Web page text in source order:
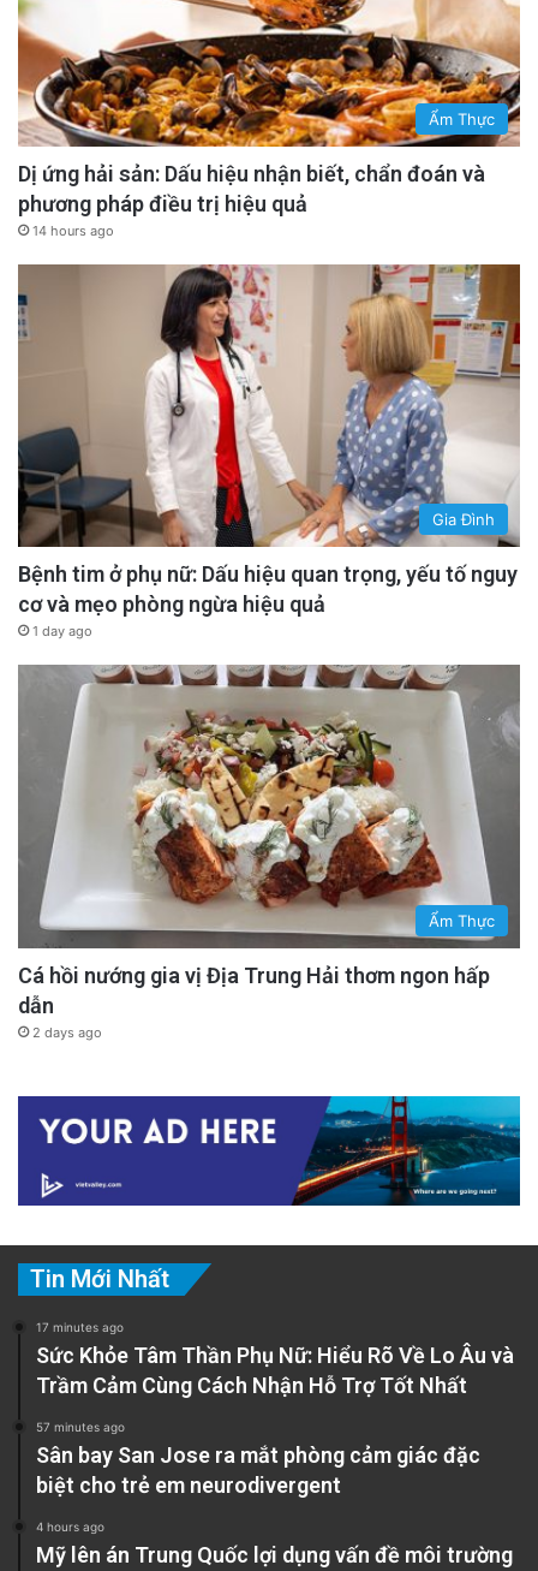
Ẩm Thực
Dị ứng hải sản: Dấu hiệu nhận biết, chẩn đoán và
phương pháp điều trị hiệu quả
14 hours ago
Gia Đình
Bệnh tim ở phụ nữ: Dấu hiệu quan trọng, yếu tố nguy
cơ và mẹo phòng ngừa hiệu quả
1 day ago
Ẩm Thực
Cá hồi nướng gia vị Địa Trung Hải thơm ngon hấp
dẫn
2 days ago
Tin Mới Nhất
17 minutes ago
Sức Khỏe Tâm Thần Phụ Nữ: Hiểu Rõ Về Lo Âu và
Trầm Cảm Cùng Cách Nhận Hỗ Trợ Tốt Nhất
57 minutes ago
Sân bay San Jose ra mắt phòng cảm giác đặc
biệt cho trẻ em neurodivergent
4 hours ago
Mỹ lên án Trung Quốc lợi dụng vấn đề môi trường